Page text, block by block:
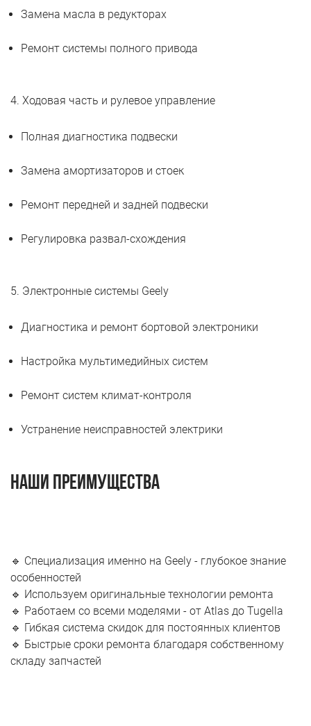
Замена масла в редукторах
Ремонт системы полного привода
4. Ходовая часть и рулевое управление
Полная диагностика подвески
Замена амортизаторов и стоек
Ремонт передней и задней подвески
Регулировка развал-схождения
5. Электронные системы Geely
Диагностика и ремонт бортовой электроники
Настройка мультимедийных систем
Ремонт систем климат-контроля
Устранение неисправностей электрики
Наши преимущества
🔹 Специализация именно на Geely - глубокое знание
особенностей
🔹 Используем оригинальные технологии ремонта
🔹 Работаем со всеми моделями - от Atlas до Tugella
🔹 Гибкая система скидок для постоянных клиентов
🔹 Быстрые сроки ремонта благодаря собственному
складу запчастей